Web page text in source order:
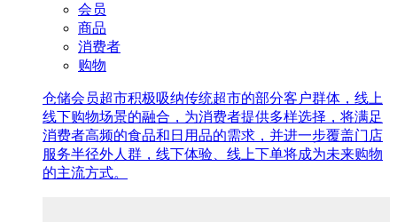
会员
商品
消费者
购物
仓储会员超市积极吸纳传统超市的部分客户群体，线上
线下购物场景的融合，为消费者提供多样选择，将满足
消费者高频的食品和日用品的需求，并进一步覆盖门店
服务半径外人群，线下体验、线上下单将成为未来购物
的主流方式。